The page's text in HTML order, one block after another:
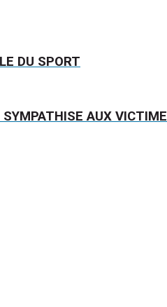
DU SPORT
AUX